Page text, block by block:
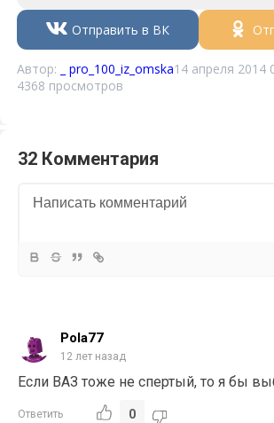
Отправить в ВК
Автор: _ pro_100_iz_omska14 апреля 2014
4368 просмотров
32 Комментария
Pola77
12 лет назад
Если ВАЗ тоже не спертый, то я бы
Ответить 0